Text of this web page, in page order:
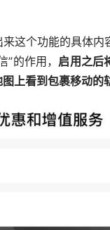
这个功能的具体内
”的作用， 启用之后
上看到包裹移动的